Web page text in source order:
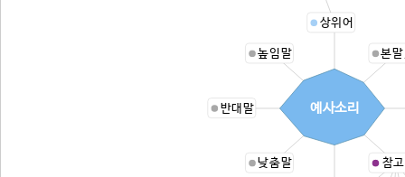
상위어
본
참
낮춤말
반대말
높임말
예사소리